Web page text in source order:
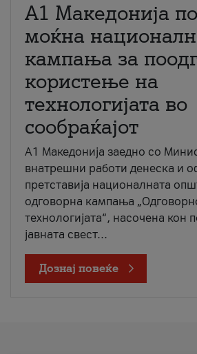
A1 Македонија
моќна
кампања за
користење на
технологијата во
сообраќајот
A1 Македонија заедно со
внатрешни работи денеска и
претставија националната
одговорна кампања
технологијата“, насочена кон
јавната свест...
Дознај повеќе